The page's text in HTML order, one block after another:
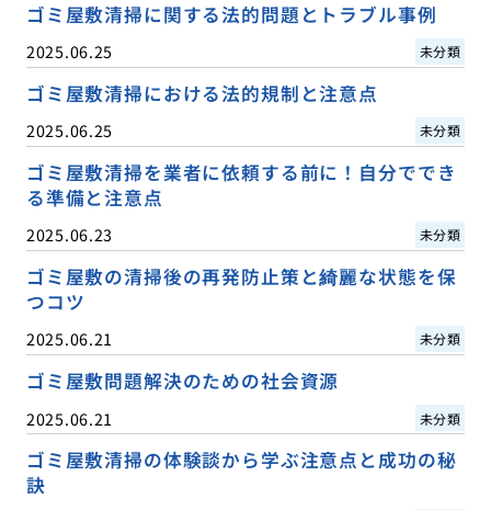
ゴミ屋敷清掃に関する法的問題とトラブル事例
2025.06.25 未分類
ゴミ屋敷清掃における法的規制と注意点
2025.06.25 未分類
ゴミ屋敷清掃を業者に依頼する前に！自分ででき
る準備と注意点
2025.06.23 未分類
ゴミ屋敷の清掃後の再発防止策と綺麗な状態を保
つコツ
2025.06.21 未分類
ゴミ屋敷問題解決のための社会資源
2025.06.21 未分類
ゴミ屋敷清掃の体験談から学ぶ注意点と成功の秘
訣